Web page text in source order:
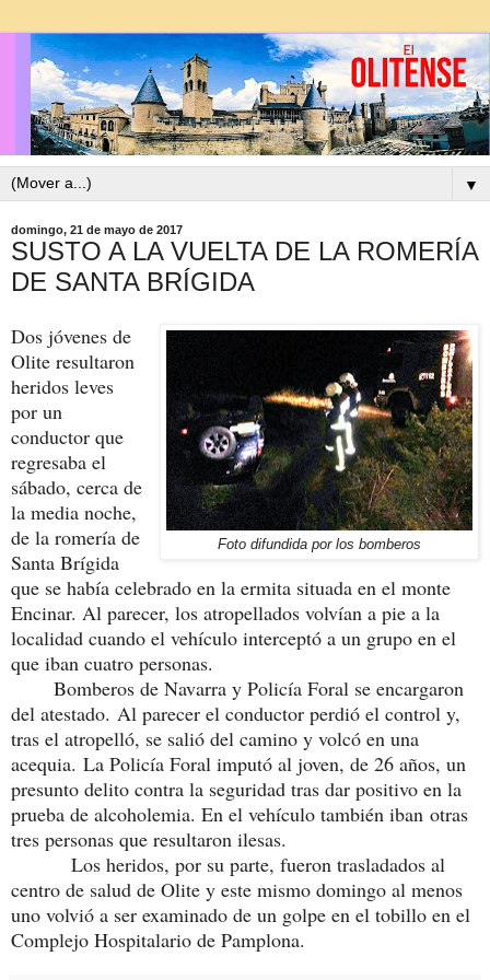
▼
domingo, 21 de mayo de 2017
SUSTO A LA VUELTA DE LA ROMERÍA
DE SANTA BRÍGIDA
Foto difundida por los bomberos
Dos jóvenes de
Olite resultaron
heridos leves
por un
conductor que
regresaba el
sábado, cerca de
la media noche,
de la romería de
Santa Brígida
que se había celebrado en la ermita situada en el monte
Encinar. Al parecer, los atropellados volvían a pie a la
localidad cuando el vehículo interceptó a un grupo en el
que iban cuatro personas.
Bomberos de Navarra y Policía Foral se encargaron
del atestado. Al parecer el conductor perdió el control y,
tras el atropelló, se salió del camino y volcó en una
acequia. La Policía Foral imputó al joven, de 26 años, un
presunto delito contra la seguridad tras dar positivo en la
prueba de alcoholemia. En el vehículo también iban otras
tres personas que resultaron ilesas.
Los heridos, por su parte, fueron trasladados al
centro de salud de Olite y este mismo domingo al menos
uno volvió a ser examinado de un golpe en el tobillo en el
Complejo Hospitalario de Pamplona.